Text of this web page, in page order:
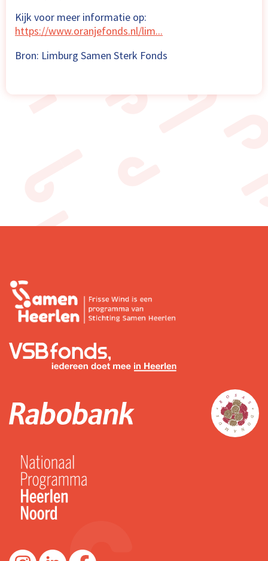
Kijk voor meer informatie op:
https://www.oranjefonds.nl/lim...
Bron: Limburg Samen Sterk Fonds